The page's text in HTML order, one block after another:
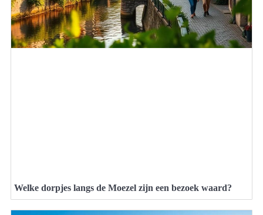
Welke dorpjes langs de Moezel zijn een bezoek waard?